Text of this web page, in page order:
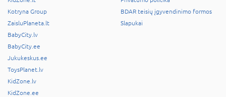
Kotryna Group
ZaisluPlaneta.lt
BabyCity.lv
BabyCity.ee
Jukukeskus.ee
ToysPlanet.lv
KidZone.lv
KidZone.ee
BDAR teisių įgyvendinimo formos
Slapukai